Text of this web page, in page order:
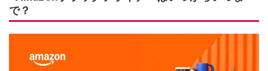
で？